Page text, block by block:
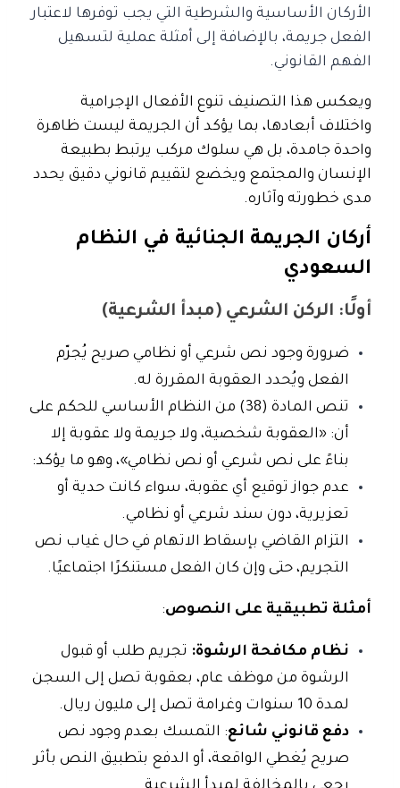
الأركان الأساسية والشرطية التي يجب توفرها لاعتبار
الفعل جريمة، بالإضافة إلى أمثلة عملية لتسهيل
الفهم القانوني.
ويعكس هذا التصنيف تنوع الأفعال الإجرامية
واختلاف أبعادها، بما يؤكد أن الجريمة ليست ظاهرة
واحدة جامدة، بل هي سلوك مركب يرتبط بطبيعة
الإنسان والمجتمع ويخضع لتقييم قانوني دقيق يحدد
مدى خطورته وآثاره.
أركان الجريمة الجنائية في النظام
السعودي
أولًا: الركن الشرعي (مبدأ الشرعية)
ضرورة وجود نص شرعي أو نظامي صريح يُجرّم
الفعل ويُحدد العقوبة المقررة له.
تنص المادة (38) من النظام الأساسي للحكم على
أن: «العقوبة شخصية، ولا جريمة ولا عقوبة إلا
بناءً على نص شرعي أو نص نظامي»، وهو ما يؤكد:
عدم جواز توقيع أي عقوبة، سواء كانت حدية أو
تعزيرية، دون سند شرعي أو نظامي.
التزام القاضي بإسقاط الاتهام في حال غياب نص
التجريم، حتى وإن كان الفعل مستنكرًا اجتماعيًا.
أمثلة تطبيقية على النصوص:
نظام مكافحة الرشوة: تجريم طلب أو قبول
الرشوة من موظف عام، بعقوبة تصل إلى السجن
لمدة 10 سنوات وغرامة تصل إلى مليون ريال.
دفع قانوني شائع: التمسك بعدم وجود نص
صريح يُغطي الواقعة، أو الدفع بتطبيق النص بأثر